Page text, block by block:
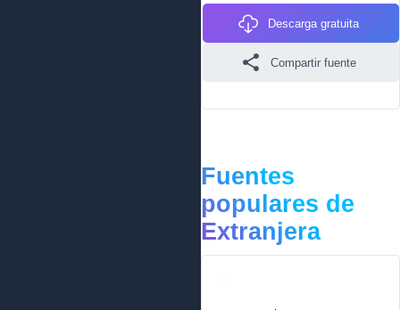
Descarga gratuita
Compartir fuente
Fuentes
populares de
Extranjera